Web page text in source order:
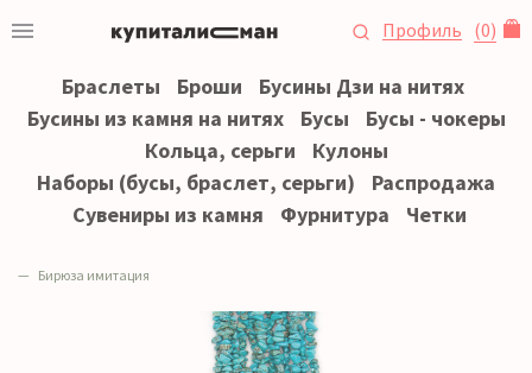
Профиль (0)
Браслеты Броши
Бусины Дзи на нитях
Бусины из камня на нитях
Бусы
Бусы - чокеры
Кольца, серьги
Кулоны
Наборы (бусы, браслет, серьги)
Распродажа
Сувениры из камня
Фурнитура Четки
Бирюза имитация